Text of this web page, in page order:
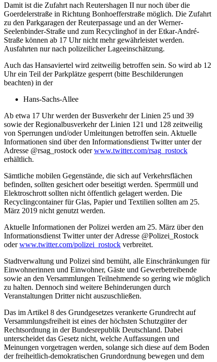
Damit ist die Zufahrt nach Reutershagen II nur noch über die
Goerdelerstraße in Richtung Bonhoefferstraße möglich. Die Zufahrt
zu den Parkgaragen der Reuterpassage und an der Werner-
Seelenbinder-Straße und zum Recyclinghof in der Etkar-André-
Straße können ab 17 Uhr nicht mehr gewährleistet werden.
Ausfahrten nur nach polizeilicher Lageeinschätzung.
Auch das Hansaviertel wird zeitweilig betroffen sein. So wird ab 12
Uhr ein Teil der Parkplätze gesperrt (bitte Beschilderungen
beachten) in der
Hans-Sachs-Allee
Ab etwa 17 Uhr werden der Busverkehr der Linien 25 und 39
sowie der Regionalbusverkehr der Linien 121 und 128 zeitweilig
von Sperrungen und/oder Umleitungen betroffen sein. Aktuelle
Informationen sind über den Informationsdienst Twitter unter der
Adresse @rsag_rostock oderwww.twitter.com/rsag_rostock
erhältlich.
Sämtliche mobilen Gegenstände, die sich auf Verkehrsflächen
befinden, sollten gesichert oder beseitigt werden. Sperrmüll und
Elektroschrott sollten nicht öffentlich gelagert werden. Die
Recyclingcontainer für Glas, Papier und Textilien sollten am 25.
März 2019 nicht genutzt werden.
Aktuelle Informationen der Polizei werden am 25. März über den
Informationsdienst Twitter unter der Adresse @Polizei_Rostock
oderwww.twitter.com/polizei_rostock verbreitet.
Stadtverwaltung und Polizei sind bemüht, alle Einschränkungen für
Einwohnerinnen und Einwohner, Gäste und Gewerbetreibende
sowie an den Versammlungen Teilnehmende so gering wie möglich
zu halten. Dennoch sind weitere Behinderungen durch
Veranstaltungen Dritter nicht auszuschließen.
Das im Artikel 8 des Grundgesetzes verankerte Grundrecht auf
Versammlungsfreiheit ist eines der höchsten Schutzgüter der
Rechtsordnung in der Bundesrepublik Deutschland. Dabei
unterscheidet das Gesetz nicht, welche Auffassungen und
Meinungen vorgetragen werden, solange sich diese auf dem Boden
der freiheitlich-demokratischen Grundordnung bewegen und dem